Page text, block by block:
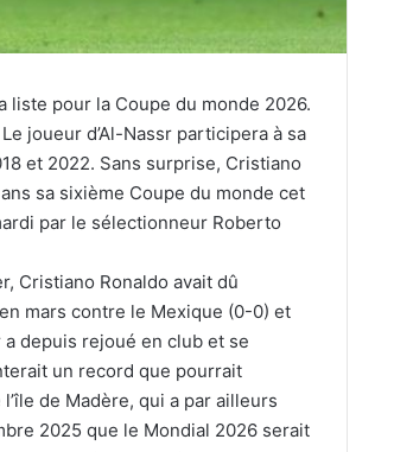
pour la Coupe du monde 2026.
joueur d’Al-Nassr participera à sa
et 2022. Sans surprise, Cristiano
sa sixième Coupe du monde cet
par le sélectionneur Roberto
Cristiano Ronaldo avait dû
mars contre le Mexique (0-0) et
depuis rejoué en club et se
un record que pourrait
de Madère, qui a par ailleurs
2025 que le Mondial 2026 serait